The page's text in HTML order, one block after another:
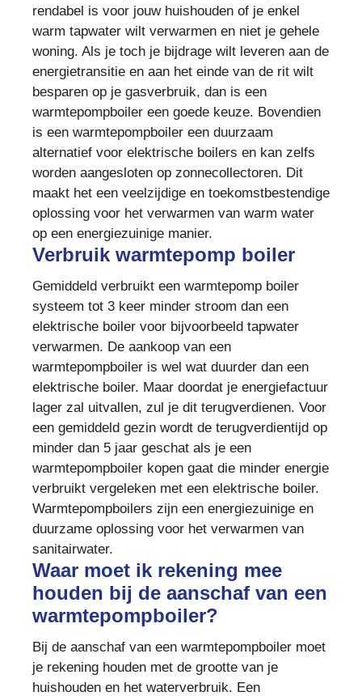
rendabel is voor jouw huishouden of je enkel
warm tapwater wilt verwarmen en niet je gehele
woning. Als je toch je bijdrage wilt leveren aan de
energietransitie en aan het einde van de rit wilt
besparen op je gasverbruik, dan is een
warmtepompboiler een goede keuze. Bovendien
is een warmtepompboiler een duurzaam
alternatief voor elektrische boilers en kan zelfs
worden aangesloten op zonnecollectoren. Dit
maakt het een veelzijdige en toekomstbestendige
oplossing voor het verwarmen van warm water
op een energiezuinige manier.
Verbruik warmtepomp boiler
Gemiddeld verbruikt een warmtepomp boiler
systeem tot 3 keer minder stroom dan een
elektrische boiler voor bijvoorbeeld tapwater
verwarmen. De aankoop van een
warmtepompboiler is wel wat duurder dan een
elektrische boiler. Maar doordat je energiefactuur
lager zal uitvallen, zul je dit terugverdienen. Voor
een gemiddeld gezin wordt de terugverdientijd op
minder dan 5 jaar geschat als je een
warmtepompboiler kopen gaat die minder energie
verbruikt vergeleken met een elektrische boiler.
Warmtepompboilers zijn een energiezuinige en
duurzame oplossing voor het verwarmen van
sanitairwater.
Waar moet ik rekening mee
houden bij de aanschaf van een
warmtepompboiler?
Bij de aanschaf van een warmtepompboiler moet
je rekening houden met de grootte van je
huishouden en het waterverbruik. Een